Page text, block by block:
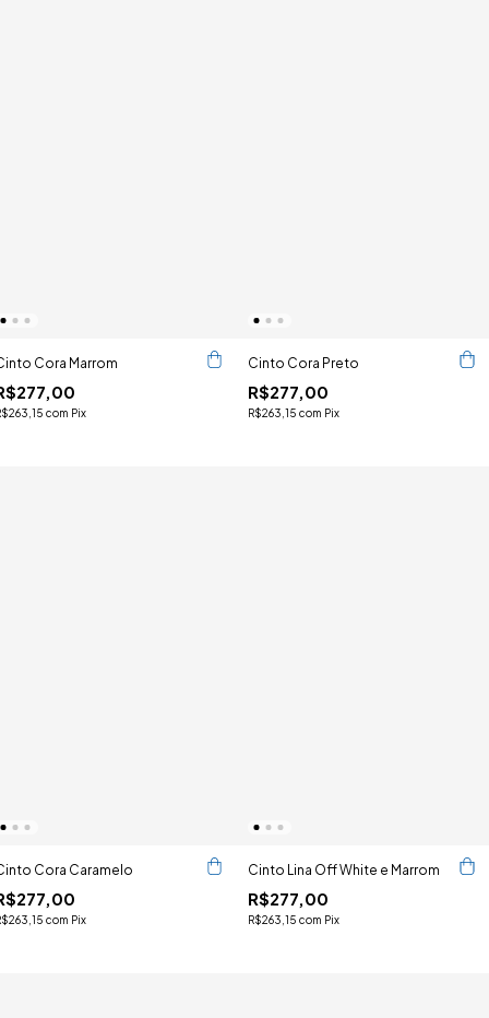
Cora Marrom
com Pix
Cinto Cora Preto
R$277,00
R$263,15 com Pix
Cora Caramelo
com Pix
Cinto Lina Off White e Marrom
R$277,00
R$263,15 com Pix